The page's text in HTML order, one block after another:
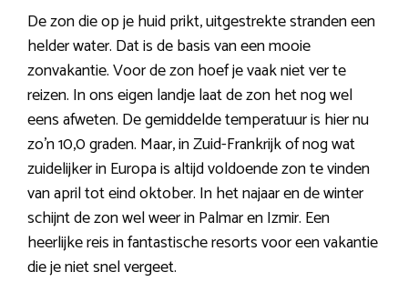
De zon die op je huid prikt, uitgestrekte stranden een
helder water. Dat is de basis van een mooie
zonvakantie. Voor de zon hoef je vaak niet ver te
reizen. In ons eigen landje laat de zon het nog wel
eens afweten. De gemiddelde temperatuur is hier nu
zo’n 10,0 graden. Maar, in Zuid-Frankrijk of nog wat
zuidelijker in Europa is altijd voldoende zon te vinden
van april tot eind oktober. In het najaar en de winter
schijnt de zon wel weer in Palmar en Izmir. Een
heerlijke reis in fantastische resorts voor een vakantie
die je niet snel vergeet.